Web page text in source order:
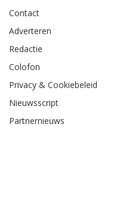
Contact
Adverteren
Redactie
Colofon
Privacy & Cookiebeleid
Nieuwsscript
Partnernieuws